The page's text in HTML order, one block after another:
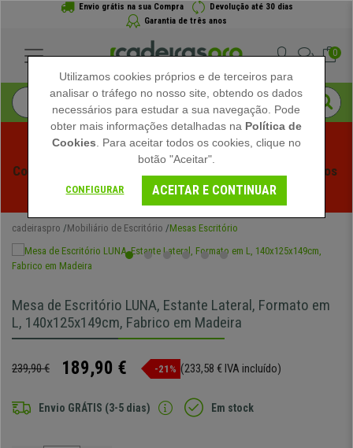
Envio grátis na sua Compra
Devolução até 30 dias
Garantia de três anos
0
Começam os Saldos de Verão em Cadeiraspro! Descontos
Exclusivos por Tempo Limitado - Ver Promoção
cadeiraspro Mobiliário de Escritório Mesas Escritório
Mesa de Escritório LUNA, Estante Lateral, Formato em
L, 140x125x149cm, Fabrico em Madeira
239,90 € 189,90 € -21% (233,58 € IVA incluído)
Envio GRÁTIS (3-5 dias) Em stock
Utilizamos cookies próprios e de terceiros para
analisar o tráfego no nosso site, obtendo os dados
necessários para estudar a sua navegação. Pode
obter mais informações detalhadas na Política de
Cookies . Para aceitar todos os cookies, clique no
botão "Aceitar".
CONFIGURAR ACEITAR E CONTINUAR